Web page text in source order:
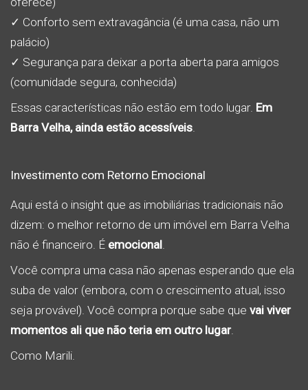
✓ Conforto sem extravagância (é uma casa, não um
palácio)
✓ Segurança para deixar a porta aberta para amigos
(comunidade segura, conhecida)
Essas características não estão em todo lugar. Em
Barra Velha, ainda estão acessíveis.
Investimento com Retorno Emocional
Aqui está o insight que as imobiliárias tradicionais não
dizem: o melhor retorno de um imóvel em Barra Velha
não é financeiro. É emocional.
Você compra uma casa não apenas esperando que ela
suba de valor (embora, com o crescimento atual, isso
seja provável). Você compra porque sabe que vai viver
momentos ali que não teria em outro lugar.
Como Marili.